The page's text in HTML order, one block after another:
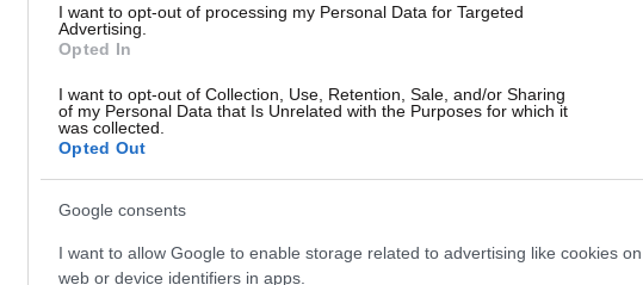
I want to opt-out of processing my Personal Data for Targeted
Advertising.
Opted In
I want to opt-out of Collection, Use, Retention, Sale, and/or Sharing
of my Personal Data that Is Unrelated with the Purposes for which it
was collected.
Opted Out
Google consents
I want to allow Google to enable storage related to advertising like cookies on
web or device identifiers in apps.
για ενδεχόμενες… στομαχικές διαταραχές, καθώς
μόλις κατά 35 μοίρες δύο φορές την ημέρα, έτσι ώστε
συνέπειες.